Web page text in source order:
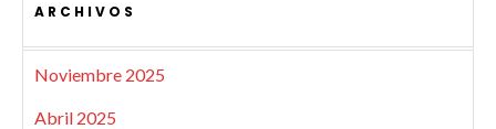
ARCHIVOS
Noviembre 2025
Abril 2025